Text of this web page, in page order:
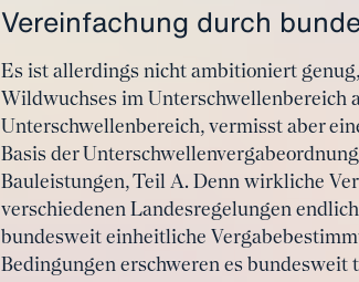
Vereinfachung durch
Es ist allerdings nicht ambitioniert
Wildwuchses im Unterschwellenbereich
Unterschwellenbereich, vermisst aber
Basis der
Bauleistungen, Teil A. Denn wirkliche
verschiedenen Landesregelungen
bundesweit einheitliche
Bedingungen erschweren es